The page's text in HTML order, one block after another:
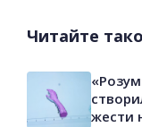
Читайте
жести